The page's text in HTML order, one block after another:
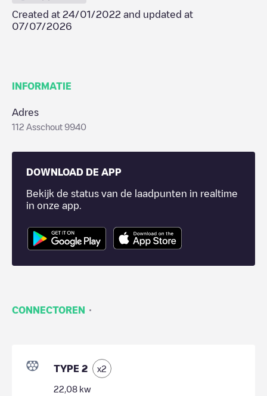
Created at 24/01/2022 and updated at
07/07/2026
INFORMATIE
Adres
112 Asschout 9940
DOWNLOAD DE APP
Bekijk de status van de laadpunten in realtime
in onze app.
CONNECTOREN ·
TYPE 2 x2
22,08 kw